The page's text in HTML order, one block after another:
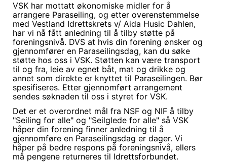
VSK har mottatt økonomiske midler for å
arrangere Paraseiling, og etter overenstemmelse
med Vestland Idrettskrets v/ Aida Husic Dahlen,
har vi nå fått anledning til å tilby støtte på
foreningsnivå. DVS at hvis din forening ønsker og
gjennomfører en Paraseilingsdag, kan du søke
støtte hos oss i VSK. Støtten kan være transport
til og fra, leie av egnet båt, mat og drikke og
annet som direkte er knyttet til Paraseilingen. Bør
spesifiseres. Etter gjennomført arrangement
sendes søknaden til oss i styret for VSK.
Det er et overordnet mål fra NSF og NIF å tilby
"Seiling for alle" og "Seilglede for alle" så VSK
håper din forening finner anledning til å
gjennomføre en Paraseilingsdag er dager. Vi
håper på bedre respons på foreningsnivå, ellers
må pengene returneres til Idrettsforbundet.